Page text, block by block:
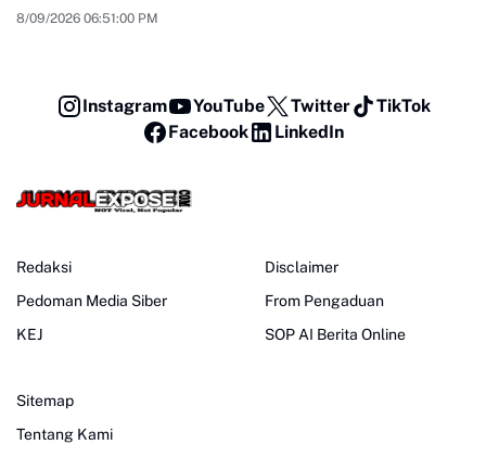
8/09/2026 06:51:00 PM
Instagram YouTube Twitter
TikTok
Facebook
LinkedIn
Redaksi
Pedoman Media Siber
KEJ
Disclaimer
From Pengaduan
SOP AI Berita Online
Sitemap
Tentang Kami